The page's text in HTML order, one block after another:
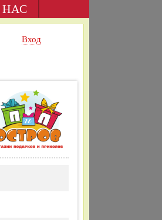
Вход